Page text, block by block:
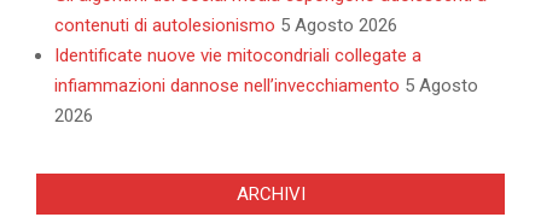
contenuti di autolesionismo 5 Agosto 2026
Identificate nuove vie mitocondriali collegate a
infiammazioni dannose nell’invecchiamento 5 Agosto
2026
ARCHIVI